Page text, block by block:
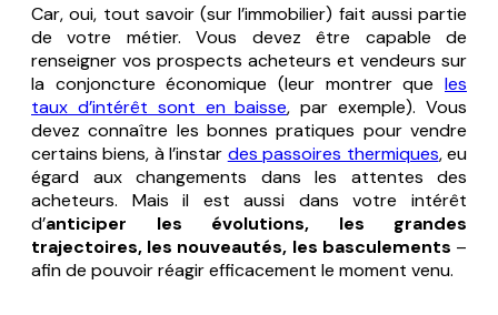
Car, oui, tout savoir (sur l’immobilier) fait aussi partie
de votre métier. Vous devez être capable de
renseigner vos prospects acheteurs et vendeurs sur
la conjoncture économique (leur montrer que les
taux d’intérêt sont en baisse, par exemple). Vous
devez connaître les bonnes pratiques pour vendre
certains biens, à l’instar des passoires thermiques, eu
égard aux changements dans les attentes des
acheteurs. Mais il est aussi dans votre intérêt
d’anticiper les évolutions, les grandes
trajectoires, les nouveautés, les basculements –
afin de pouvoir réagir efficacement le moment venu.